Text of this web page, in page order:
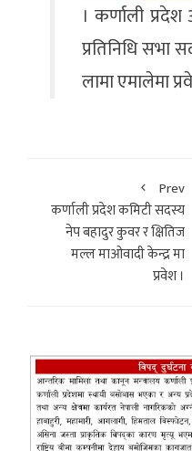
। कर्णाली
प्रतिनिधि सभा
लामा एमालेमा
Prev
कर्णाली प्रदेश कमिटी सदस्य
नेप बहादुर कुवर र क्षितिज
मल्ल माओवादी केन्द्र मा
प्रवेश ।